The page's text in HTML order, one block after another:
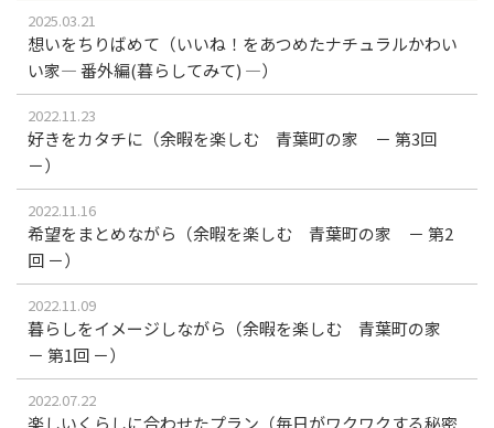
2025.03.21
想いをちりばめて（いいね！をあつめたナチュラルかわい
い家― 番外編(暮らしてみて) ―）
2022.11.23
好きをカタチに（余暇を楽しむ 青葉町の家 － 第3回
－）
2022.11.16
希望をまとめながら（余暇を楽しむ 青葉町の家 － 第2
回 －）
2022.11.09
暮らしをイメージしながら（余暇を楽しむ 青葉町の家
－ 第1回 －）
2022.07.22
楽しいくらしに合わせたプラン（毎日がワクワクする秘密